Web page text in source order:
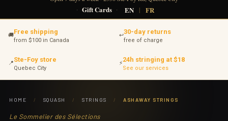
· Gift Cards · EN | FR
🚚Free shipping
from $100 in Canada
↩30-day returns
free of charge
📍Ste-Foy store
Quebec City
⚡24h stringing at $18
See our services
HOME / SQUASH / STRINGS / ASHAWAY STRINGS
Le Sommelier des Sélections